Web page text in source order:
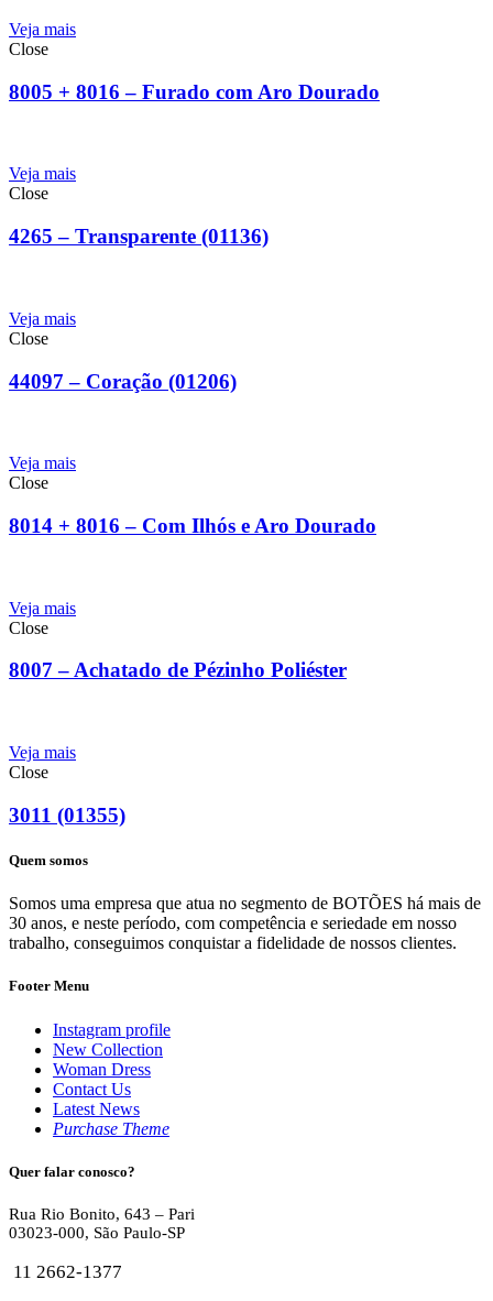
Veja mais
Close
8005 + 8016 – Furado com Aro Dourado
Veja mais
Close
4265 – Transparente (01136)
Veja mais
Close
44097 – Coração (01206)
Veja mais
Close
8014 + 8016 – Com Ilhós e Aro Dourado
Veja mais
Close
8007 – Achatado de Pézinho Poliéster
Veja mais
Close
3011 (01355)
Quem somos
Somos uma empresa que atua no segmento de BOTÕES há mais de
30 anos, e neste período, com competência e seriedade em nosso
trabalho, conseguimos conquistar a fidelidade de nossos clientes.
Footer Menu
Instagram profile
New Collection
Woman Dress
Contact Us
Latest News
Purchase Theme
Quer falar conosco?
Rua Rio Bonito, 643 – Pari
03023-000, São Paulo-SP
11 2662-1377